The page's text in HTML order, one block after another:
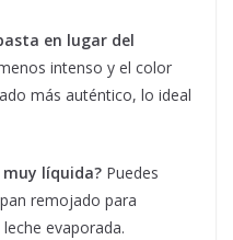
en lugar del
intenso y el color
más auténtico, lo ideal
muy líquida? Puedes
remojado para
evaporada.